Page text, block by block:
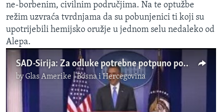
ne-borbenim, civilnim područjima. Na te optužbe
režim uzvraća tvrdnjama da su pobunjenici ti koji su
upotrijebili hemijsko oružje u jednom selu nedaleko od
Alepa.
SAD-Sirija: Za odluke potrebne potpuno pouzdane informacije
byGlas Amerike | Bosna i Hercegovina